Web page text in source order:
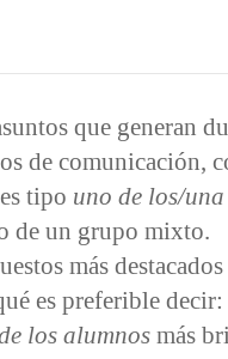
que generan
de comunicación,
tipo uno de los/
de un grupo mixto.
más
es preferible decir:
los alumnos más